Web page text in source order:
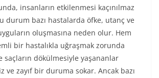
insanların etkilenmesi kaçınılmaz
durum bazı hastalarda öfke, utanç ve
oluşmasına neden olur. Hem
bir hastalıkla uğraşmak zorunda
saçların dökülmesiyle yaşananlar
ve zayıf bir duruma sokar. Ancak bazı